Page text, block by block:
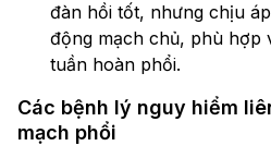
đàn hồi tốt, nhưng chịu
động mạch chủ, phù hợp
tuần hoàn phổi.
Các bệnh lý nguy hiểm
mạch phổi